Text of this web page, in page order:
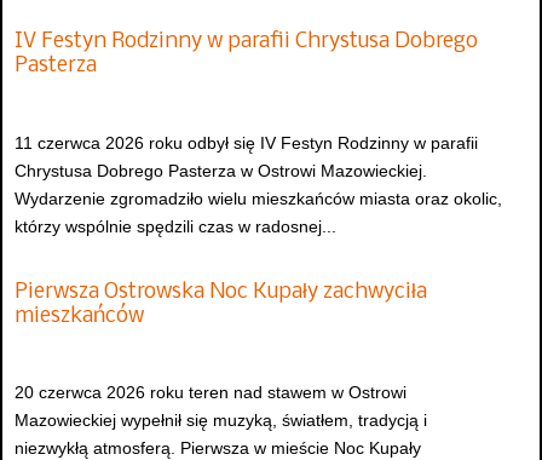
IV Festyn Rodzinny w parafii Chrystusa Dobrego
Pasterza
11 czerwca 2026 roku odbył się IV Festyn Rodzinny w parafii
Chrystusa Dobrego Pasterza w Ostrowi Mazowieckiej.
Wydarzenie zgromadziło wielu mieszkańców miasta oraz okolic,
którzy wspólnie spędzili czas w radosnej...
Pierwsza Ostrowska Noc Kupały zachwyciła
mieszkańców
20 czerwca 2026 roku teren nad stawem w Ostrowi
Mazowieckiej wypełnił się muzyką, światłem, tradycją i
niezwykłą atmosferą. Pierwsza w mieście Noc Kupały